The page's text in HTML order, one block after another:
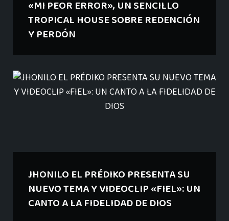
«MI PEOR ERROR», UN SENCILLO
TROPICAL HOUSE SOBRE REDENCIÓN
Y PERDÓN
JHONILO EL PRÉDIKO PRESENTA SU
NUEVO TEMA Y VIDEOCLIP «FIEL»: UN
CANTO A LA FIDELIDAD DE DIOS